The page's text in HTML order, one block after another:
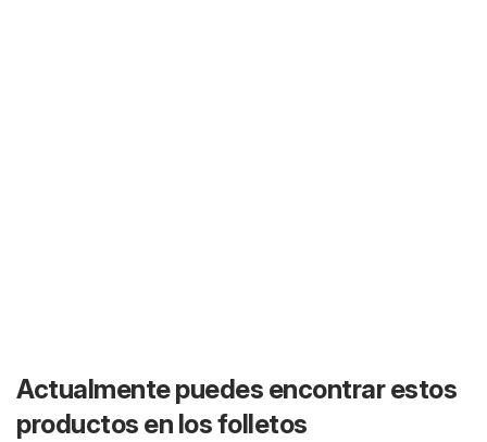
Actualmente puedes encontrar estos
productos en los folletos